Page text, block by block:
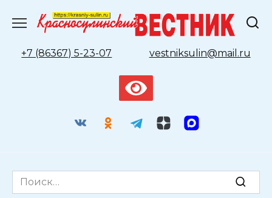
содержанию
+7 (86367) 5-23-07
vestniksulin@mail.ru
Search
for: